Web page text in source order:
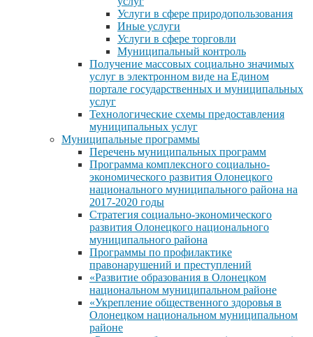
Услуги в сфере природопользования
Иные услуги
Услуги в сфере торговли
Муниципальный контроль
Получение массовых социально значимых
услуг в электронном виде на Едином
портале государственных и муниципальных
услуг
Технологические схемы предоставления
муниципальных услуг
Муниципальные программы
Перечень муниципальных программ
Программа комплексного социально-
экономического развития Олонецкого
национального муниципального района на
2017-2020 годы
Стратегия социально-экономического
развития Олонецкого национального
муниципального района
Программы по профилактике
правонарушений и преступлений
«Развитие образования в Олонецком
национальном муниципальном районе
«Укрепление общественного здоровья в
Олонецком национальном муниципальном
районе